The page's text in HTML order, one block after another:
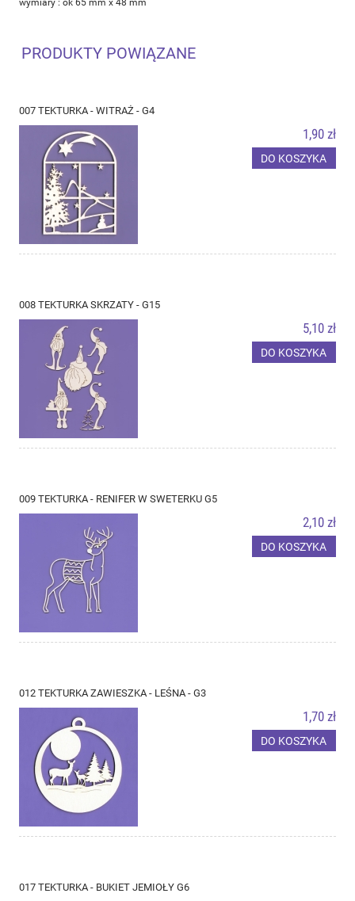
PRODUKTY POWIĄZANE
007 TEKTURKA - WITRAŻ - G4
1,90 zł
DO KOSZYKA
008 TEKTURKA SKRZATY - G15
5,10 zł
DO KOSZYKA
009 TEKTURKA - RENIFER W SWETERKU G5
2,10 zł
DO KOSZYKA
012 TEKTURKA ZAWIESZKA - LEŚNA - G3
1,70 zł
DO KOSZYKA
017 TEKTURKA - BUKIET JEMIOŁY G6